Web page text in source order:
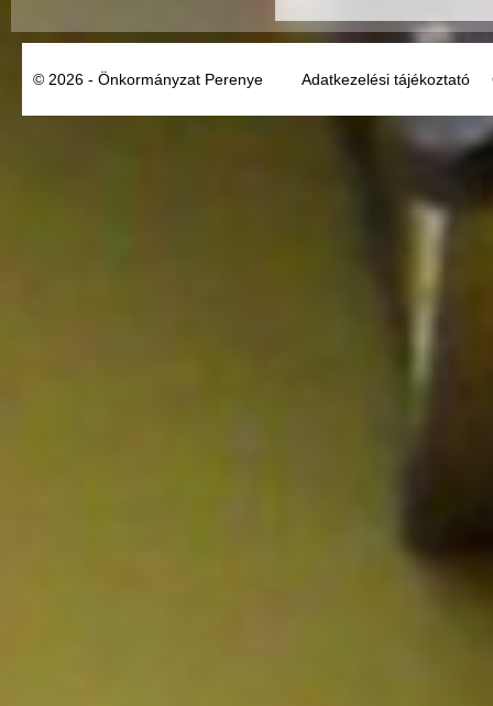
© 2026 - Önkormányzat Perenye Adatkezelési tájékoztató